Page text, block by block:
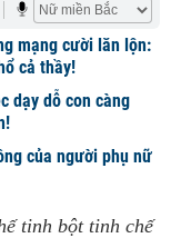
mạng cười lăn lộn:
cả thầy!
dạy dỗ con càng
của người phụ nữ
tinh bột tinh chế